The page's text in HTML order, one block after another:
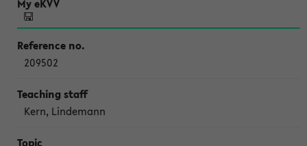
209502
Kern, Lindemann